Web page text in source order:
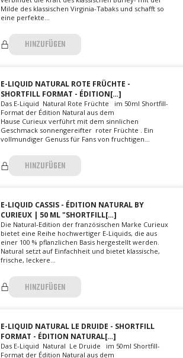
Milde des klassischen Virginia-Tabaks und schafft so
eine perfekte...
HINZUFÜGEN
E-LIQUID NATURAL ROTE FRÜCHTE -
SHORTFILL FORMAT - ÉDITION[…]
Das E-Liquid Natural Rote Früchte im 50ml Shortfill-
Format der Édition Natural aus dem
Hause Curieux verführt mit dem sinnlichen
Geschmack sonnengereifter roter Früchte . Ein
vollmundiger Genuss für Fans von fruchtigen...
HINZUFÜGEN
E-LIQUID CASSIS - ÉDITION NATURAL BY
CURIEUX | 50 ML "SHORTFILL[…]
Die Natural-Edition der französischen Marke Curieux
bietet eine Reihe hochwertiger E-Liquids, die aus
einer 100 % pflanzlichen Basis hergestellt werden.
Natural setzt auf Einfachheit und bietet klassische,
frische, leckere...
HINZUFÜGEN
E-LIQUID NATURAL LE DRUIDE - SHORTFILL
FORMAT - ÉDITION NATURAL[…]
Das E-Liquid Natural Le Druide im 50ml Shortfill-
Format der Édition Natural aus dem